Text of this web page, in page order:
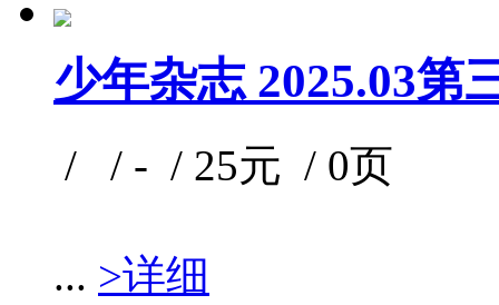
少年杂志 2025.03第
/ / - / 25元 / 0页
... >详细